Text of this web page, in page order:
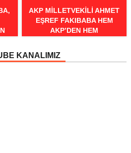
AKP MILLETVEKILI AHMET
EŞREF FAKIBABA HEM
AKP’DEN HEM
KANALIMIZ